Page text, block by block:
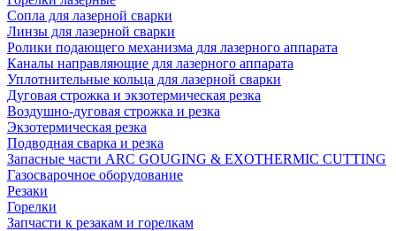
Сопла для лазерной сварки
Линзы для лазерной сварки
Ролики подающего механизма для лазерного аппарата
Каналы направляющие для лазерного аппарата
Уплотнительные кольца для лазерной сварки
Дуговая строжка и экзотермическая резка
Воздушно-дуговая строжка и резка
Экзотермическая резка
Подводная сварка и резка
Запасные части ARC GOUGING & EXOTHERMIC CUTTING
Газосварочное оборудование
Резаки
Горелки
Запчасти к резакам и горелкам